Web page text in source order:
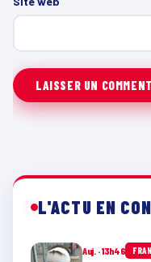
L'ACTU EN
Auj. · 13h46